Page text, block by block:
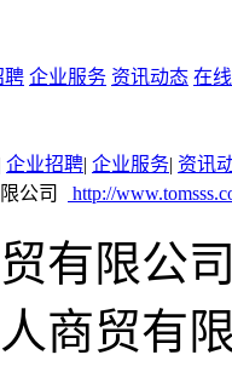
聘 企业服务 资讯动态 在
企业招聘| 企业服务| 资讯
公司
http://
有限公
商贸有